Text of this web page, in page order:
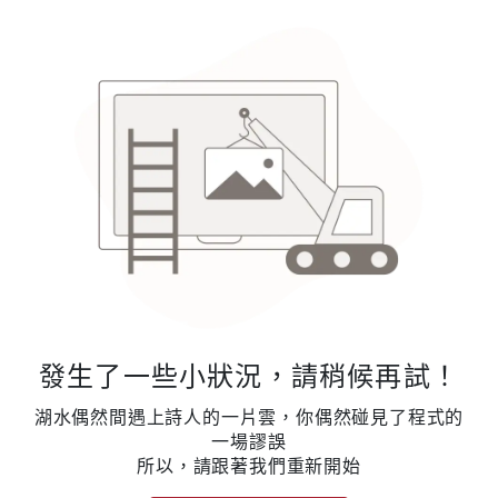
發生了一些小狀況，請稍候再試！
湖水偶然間遇上詩人的一片雲，你偶然碰見了程式的
一場謬誤
所以，請跟著我們重新開始